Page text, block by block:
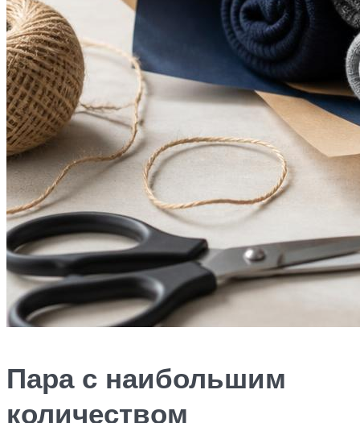
Пара с наибольшим
количеством